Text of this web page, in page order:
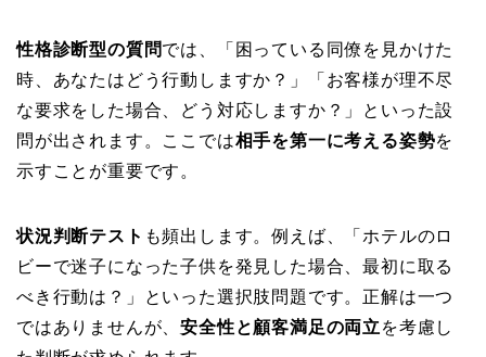
性格診断型の質問では、「困っている同僚を見かけた
時、あなたはどう行動しますか？」「お客様が理不尽
な要求をした場合、どう対応しますか？」といった設
問が出されます。ここでは相手を第一に考える姿勢を
示すことが重要です。
状況判断テスト も頻出します。例えば、「ホテルのロ
ビーで迷子になった子供を発見した場合、最初に取る
べき行動は？」といった選択肢問題です。正解は一つ
ではありませんが、安全性と顧客満足の両立 を考慮し